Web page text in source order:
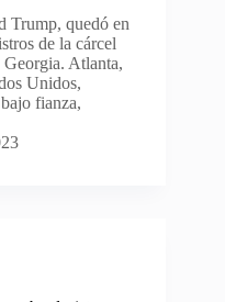
Trump, quedó en
de la cárcel
Atlanta,
Unidos,
fianza,